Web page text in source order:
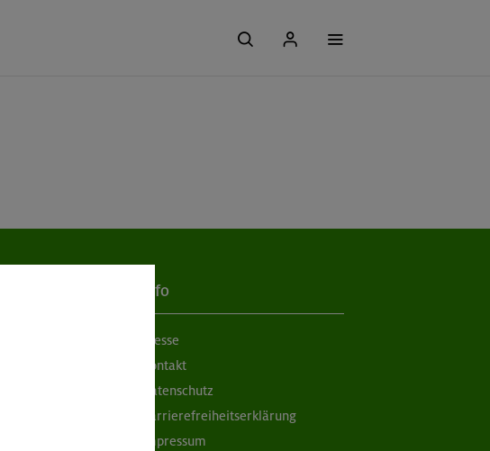
Info
Presse
Kontakt
Datenschutz
Barrierefreiheitserklärung
Impressum